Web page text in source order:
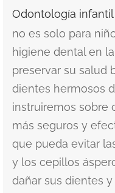
Odontología infantil
no es solo para
higiene dental en
preservar su salud
dientes hermosos
instruiremos sobre
más seguros y
que pueda evitar
y los cepillos
dañar sus dientes y